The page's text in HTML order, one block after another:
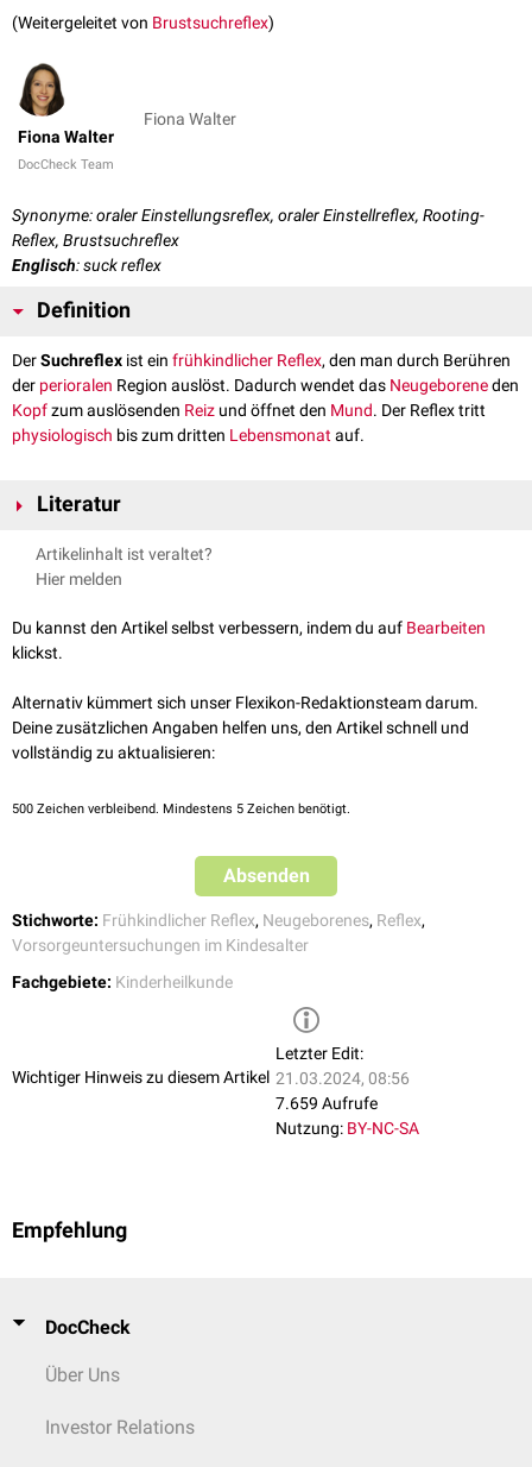
(Weitergeleitet von Brustsuchreflex)
Fiona Walter
DocCheck Team
Fiona Walter
Synonyme: oraler Einstellungsreflex, oraler Einstellreflex, Rooting-
Reflex, Brustsuchreflex
Englisch: suck reflex
Definition
DerSuchreflex ist ein frühkindlicher Reflex, den man durch Berühren
der perioralen Region auslöst. Dadurch wendet das Neugeboreneden
Kopfzum auslösenden Reiz und öffnet den Mund. Der Reflex tritt
physiologisch bis zum dritten Lebensmonatauf.
Literatur
Bald et al. Kurzlehrbuch Pädiatrie, Thieme Verlag, 2012
Artikelinhalt ist veraltet?
Hier melden
Du kannst den Artikel selbst verbessern, indem du auf Bearbeiten
klickst.
Alternativ kümmert sich unser Flexikon-Redaktionsteam darum.
Deine zusätzlichen Angaben helfen uns, den Artikel schnell und
vollständig zu aktualisieren:
500 Zeichen verbleibend. Mindestens 5 Zeichen benötigt.
Absenden
Stichworte: Frühkindlicher Reflex, Neugeborenes, Reflex,
Vorsorgeuntersuchungen im Kindesalter
Fachgebiete: Kinderheilkunde
Wichtiger Hinweis zu diesem Artikel
Letzter Edit:
21.03.2024, 08:56
7.659 Aufrufe
Nutzung: BY-NC-SA
Empfehlung
DocCheck
Über Uns
Investor Relations